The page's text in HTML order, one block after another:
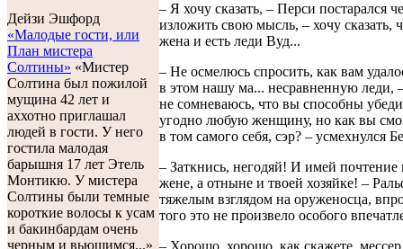
Дейзи Эшфорд
«Малодые гости, или
План мистера
Солтины» «Мистер
Солтина был пожилой
мущина 42 лет и
аххотно приглашал
людей в гости. У него
гостила малодая
барышня 17 лет Этель
Монтикю. У мистера
Солтины были темные
короткие волосы к усам
и бакинбардам очень
черным и вьющимся...»
– Я хочу сказать, – Перси постарался
изложить свою мысль, – хочу сказать,
жена и есть леди Вуд...
– Не осмелюсь спросить, как вам
в этом нашу ма... несравненную леди,
не сомневаюсь, что вы способны
угодно любую женщину, но как вы
в том самого себя, сэр? – усмехнулся
– Заткнись, негодяй! И имей почтение
жене, а отныне и твоей хозяйке! –
тяжелым взглядом на оруженосца,
того это не произвело особого
– Хорошо, хорошо, как скажете,